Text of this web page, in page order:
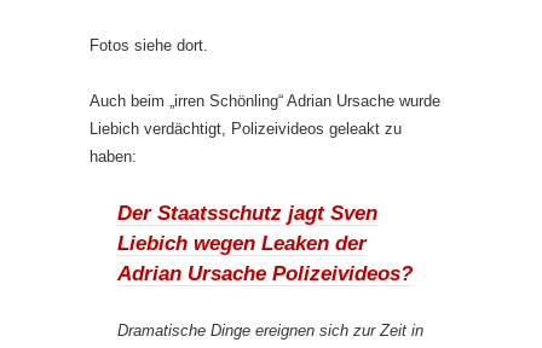
Fotos siehe dort.
Auch beim „irren Schönling“ Adrian Ursache wurde
Liebich verdächtigt, Polizeivideos geleakt zu
haben:
Der Staatsschutz jagt Sven
Liebich wegen Leaken der
Adrian Ursache Polizeivideos?
Dramatische Dinge ereignen sich zur Zeit in